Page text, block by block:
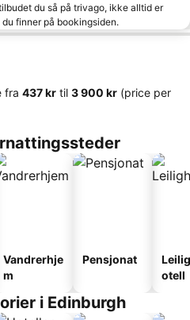
du så på trivago, ikke alltid er
finner på bookingsiden.
fra ‎437 kr til ‎3 900 kr (price per
Vandrerhje
m
Pensjonat
otell
i Edinburgh